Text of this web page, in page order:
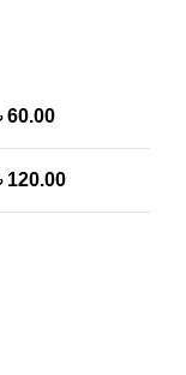
60.00
120.00